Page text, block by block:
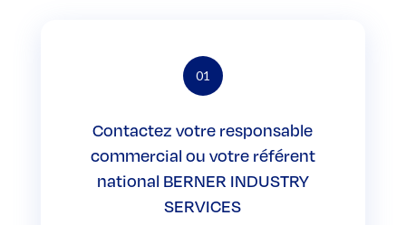
01
Contactez votre responsable
commercial ou votre référent
national BERNER INDUSTRY
SERVICES